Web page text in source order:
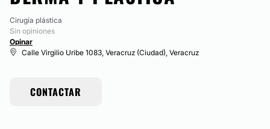
Cirugía plástica
Sin opiniones
Opinar
Calle Virgilio Uribe 1083, Veracruz (Ciudad), Veracruz
CONTACTAR